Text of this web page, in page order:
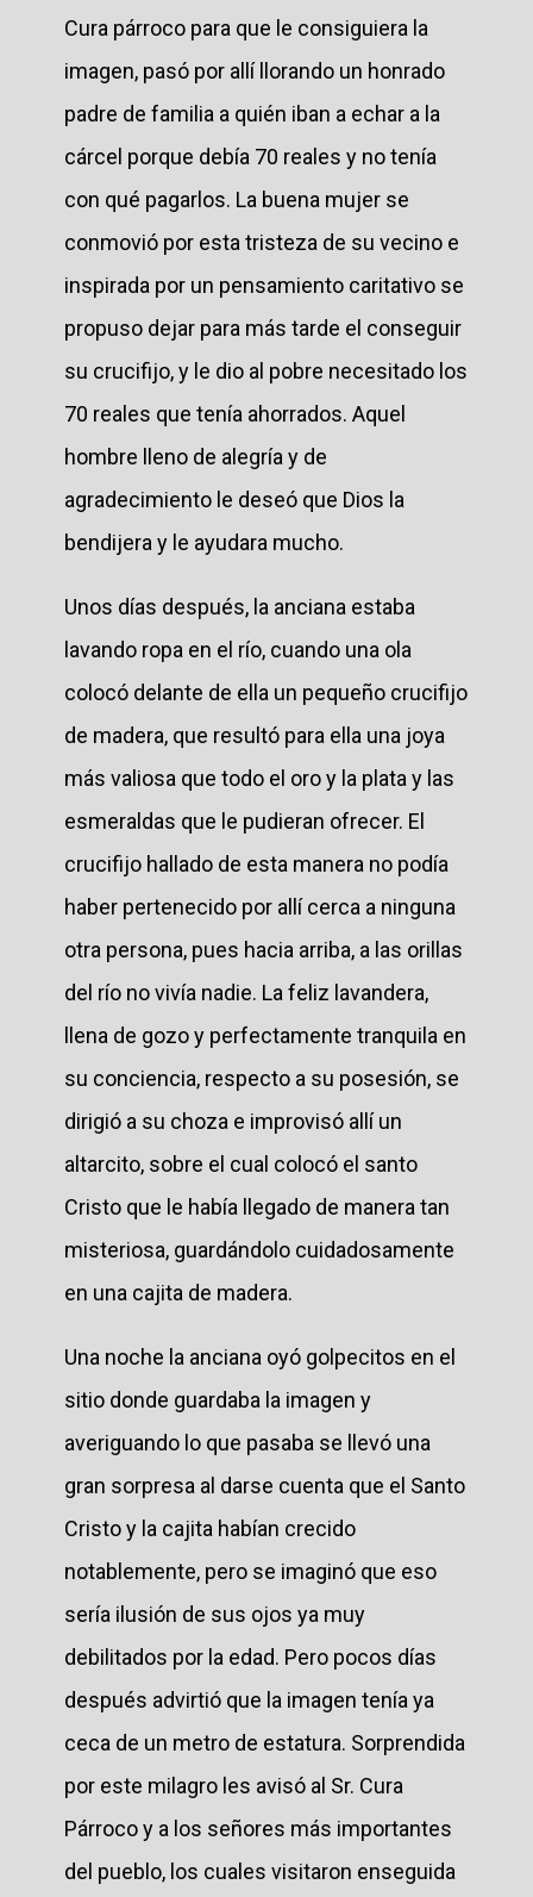
Cura párroco para que le consiguiera la
imagen, pasó por allí llorando un honrado
padre de familia a quién iban a echar a la
cárcel porque debía 70 reales y no tenía
con qué pagarlos. La buena mujer se
conmovió por esta tristeza de su vecino e
inspirada por un pensamiento caritativo se
propuso dejar para más tarde el conseguir
su crucifijo, y le dio al pobre necesitado los
70 reales que tenía ahorrados. Aquel
hombre lleno de alegría y de
agradecimiento le deseó que Dios la
bendijera y le ayudara mucho.
Unos días después, la anciana estaba
lavando ropa en el río, cuando una ola
colocó delante de ella un pequeño crucifijo
de madera, que resultó para ella una joya
más valiosa que todo el oro y la plata y las
esmeraldas que le pudieran ofrecer. El
crucifijo hallado de esta manera no podía
haber pertenecido por allí cerca a ninguna
otra persona, pues hacia arriba, a las orillas
del río no vivía nadie. La feliz lavandera,
llena de gozo y perfectamente tranquila en
su conciencia, respecto a su posesión, se
dirigió a su choza e improvisó allí un
altarcito, sobre el cual colocó el santo
Cristo que le había llegado de manera tan
misteriosa, guardándolo cuidadosamente
en una cajita de madera.
Una noche la anciana oyó golpecitos en el
sitio donde guardaba la imagen y
averiguando lo que pasaba se llevó una
gran sorpresa al darse cuenta que el Santo
Cristo y la cajita habían crecido
notablemente, pero se imaginó que eso
sería ilusión de sus ojos ya muy
debilitados por la edad. Pero pocos días
después advirtió que la imagen tenía ya
ceca de un metro de estatura. Sorprendida
por este milagro les avisó al Sr. Cura
Párroco y a los señores más importantes
del pueblo, los cuales visitaron enseguida